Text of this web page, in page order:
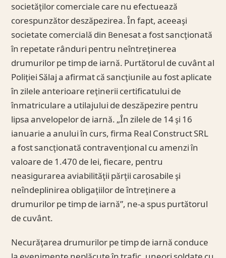
societăţilor comerciale care nu efectuează
corespunzător deszăpezirea. În fapt, aceeaşi
societate comercială din Benesat a fost sancţionată
în repetate rânduri pentru neîntreţinerea
drumurilor pe timp de iarnă. Purtătorul de cuvânt al
Poliţiei Sălaj a afirmat că sancţiunile au fost aplicate
în zilele anterioare reţinerii certificatului de
înmatriculare a utilajului de deszăpezire pentru
lipsa anvelopelor de iarnă. „În zilele de 14 şi 16
ianuarie a anului în curs, firma Real Construct SRL
a fost sancţionată contravenţional cu amenzi în
valoare de 1.470 de lei, fiecare, pentru
neasigurarea aviabilităţii părţii carosabile şi
neîndeplinirea obligaţiilor de întreţinere a
drumurilor pe timp de iarnă”, ne-a spus purtătorul
de cuvânt.
Necurăţarea drumurilor pe timp de iarnă conduce